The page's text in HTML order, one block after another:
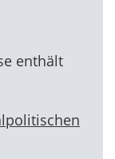
enthält